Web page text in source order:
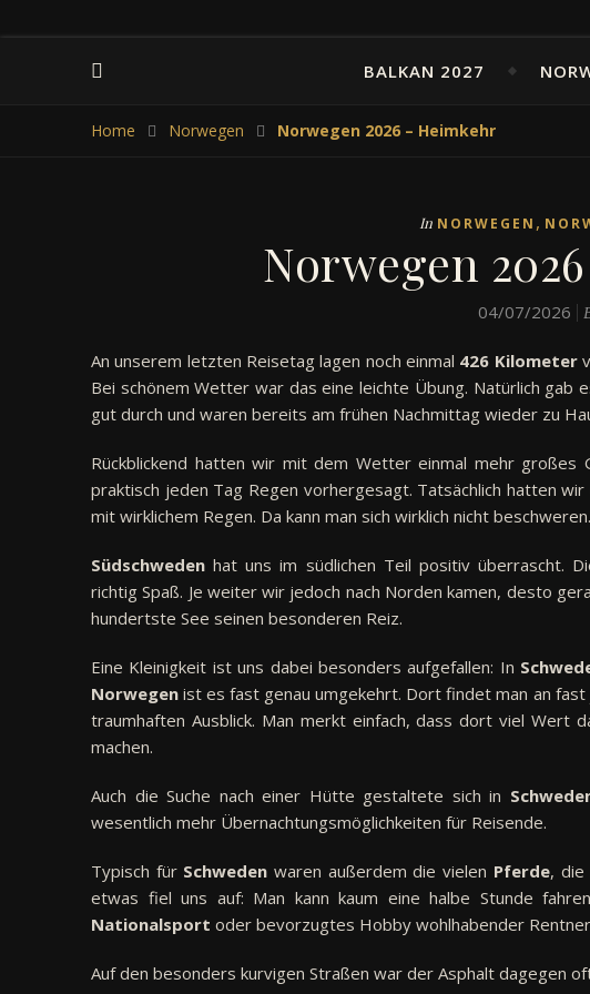
BALKAN 2027
Home Norwegen Norwegen 2026 – Heimkehr
In NORWEGEN ,
Norwegen
04/07/2026
An unserem letzten Reisetag lagen noch einmal 426 Kilometer
Bei schönem Wetter war das eine leichte Übung. Natürlich gab
gut durch und waren bereits am frühen Nachmittag wieder zu
Rückblickend hatten wir mit dem Wetter einmal mehr großes
praktisch jeden Tag Regen vorhergesagt. Tatsächlich hatten
mit wirklichem Regen. Da kann man sich wirklich nicht beschweren.
Südschweden hat uns im südlichen Teil positiv überrascht.
richtig Spaß. Je weiter wir jedoch nach Norden kamen, desto
hundertste See seinen besonderen Reiz.
Eine Kleinigkeit ist uns dabei besonders aufgefallen: In
Norwegen ist es fast genau umgekehrt. Dort findet man an
traumhaften Ausblick. Man merkt einfach, dass dort viel Wert
machen.
Auch die Suche nach einer Hütte gestaltete sich in
wesentlich mehr Übernachtungsmöglichkeiten für Reisende.
Typisch für Schweden waren außerdem die vielen Pferde, die
etwas fiel uns auf: Man kann kaum eine halbe Stunde
Nationalsport oder bevorzugtes Hobby wohlhabender
Auf den besonders kurvigen Straßen war der Asphalt dagegen